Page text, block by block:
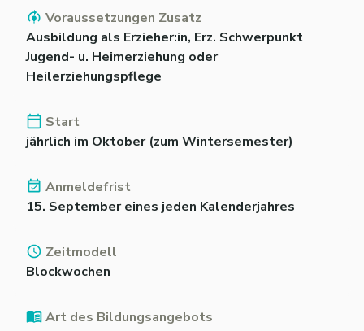
Voraussetzungen Zusatz
Ausbildung als Erzieher:in, Erz. Schwerpunkt
Jugend- u. Heimerziehung oder
Heilerziehungspflege
Start
jährlich im Oktober (zum Wintersemester)
Anmeldefrist
15. September eines jeden Kalenderjahres
Zeitmodell
Blockwochen
Art des Bildungsangebots